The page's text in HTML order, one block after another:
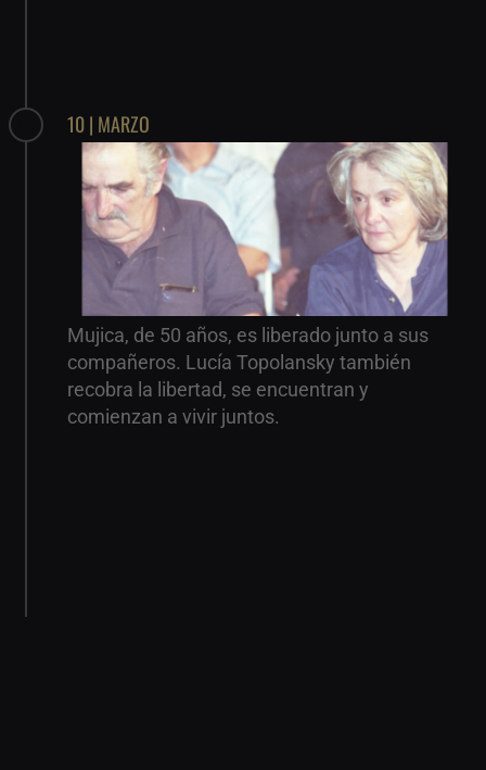
10 | MARZO
Mujica, de 50 años, es liberado junto a sus
compañeros. Lucía Topolansky también
recobra la libertad, se encuentran y
comienzan a vivir juntos.